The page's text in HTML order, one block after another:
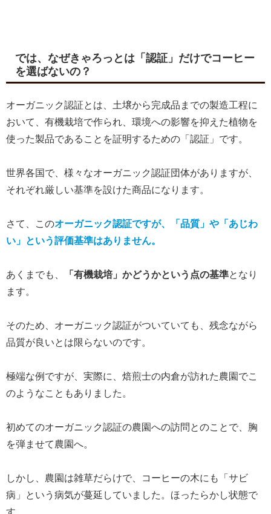
では、なぜきゃろっとは「認証」だけでコーヒー
を選ばないの？
オーガニック認証とは、土壌から完成品までの製造工程に
おいて、有機栽培で作られ、環境への影響を抑えた植物を
使った製品であることを証明するための「認証」です。
世界各国で、様々なオーガニック認証団体がありますが、
それぞれ厳しい基準を設けた商品になります。
さて、このオーガニック認証ですが、「品質」や「あじわ
い」という評価基準はありません。
あくまでも、 「有機栽培」かどうかという点の基準となり
ます。
そのため、オーガニック認証がついていても、残念ながら
品質が良いとは限らないのです。
極端な例ですが、実際に、焙煎士の内倉が訪れた農園でこ
のようなこともありました。
初めてのオーガニック認証の農園への訪問とのことで、胸
を弾ませて農園へ。
しかし、農園は雑草だらけで、コーヒーの木にも「サビ
病」という病気が蔓延していました。ほったらかし状態で
す。